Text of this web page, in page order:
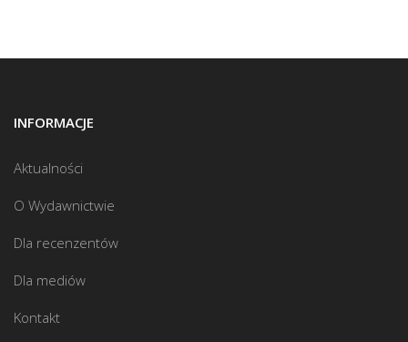
INFORMACJE
Aktualności
O Wydawnictwie
Dla recenzentów
Dla mediów
Kontakt